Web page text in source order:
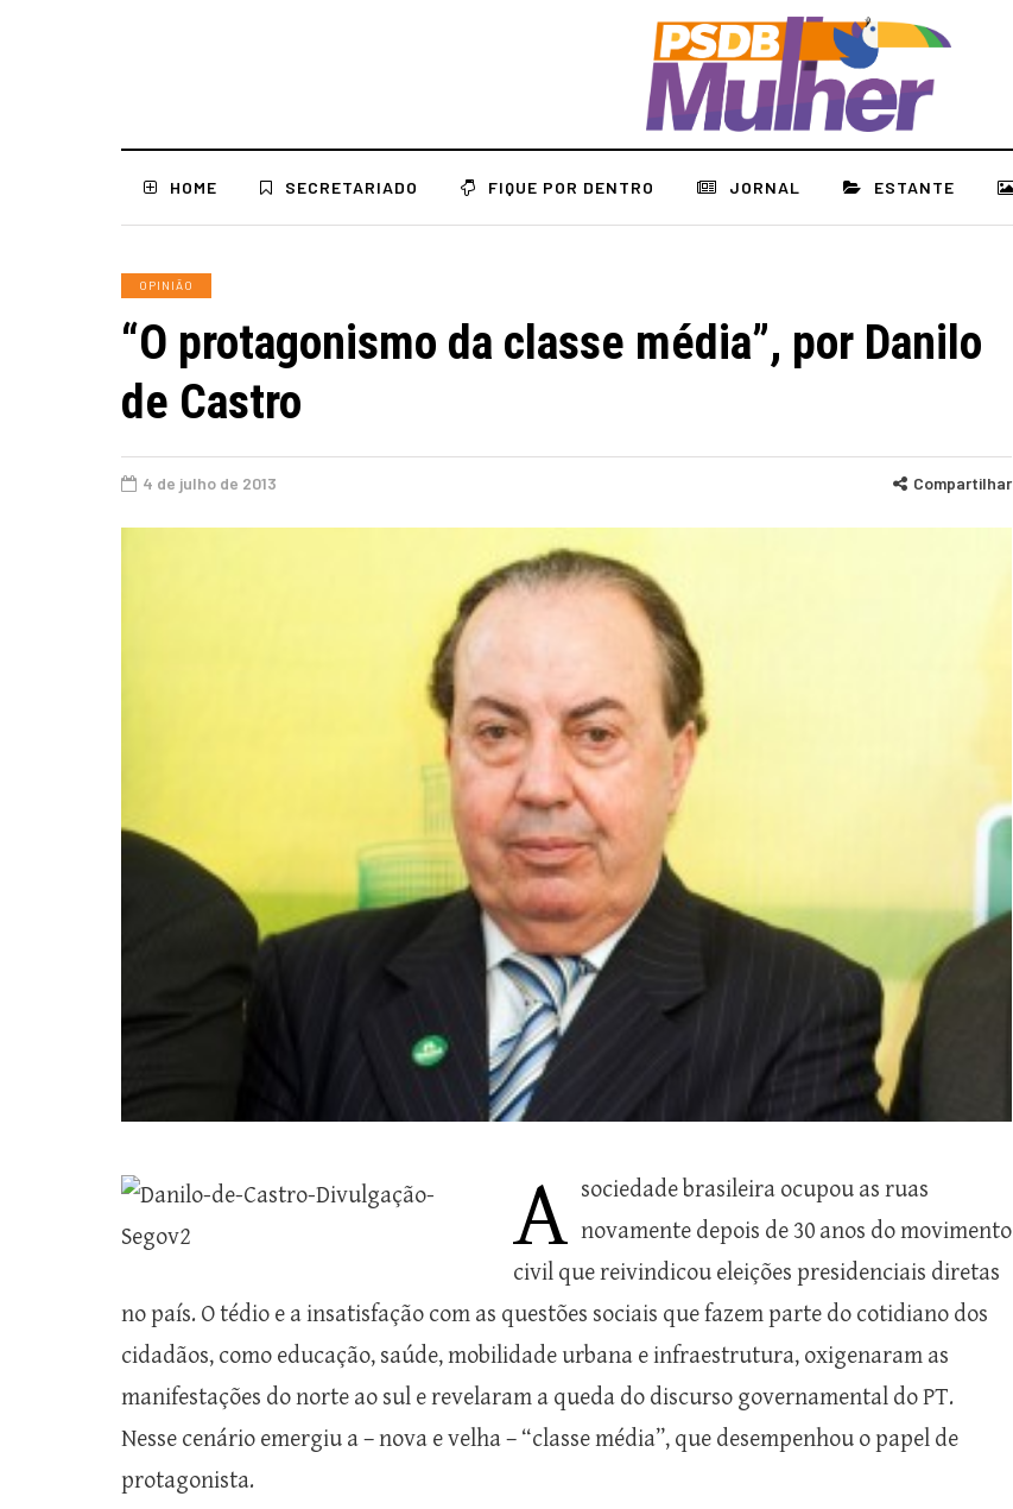
HOME SECRETARIADO FIQUE POR DENTRO JORNAL ESTANTE
OPINIÃO
“O protagonismo da classe média”, por Danilo
de Castro
4 de julho de 2013 Compartilhar
A sociedade brasileira ocupou as ruas
novamente depois de 30 anos do movimento
civil que reivindicou eleições presidenciais diretas
no país. O tédio e a insatisfação com as questões sociais que fazem parte do cotidiano dos
cidadãos, como educação, saúde, mobilidade urbana e infraestrutura, oxigenaram as
manifestações do norte ao sul e revelaram a queda do discurso governamental do PT.
Nesse cenário emergiu a – nova e velha – “classe média”, que desempenhou o papel de
protagonista.